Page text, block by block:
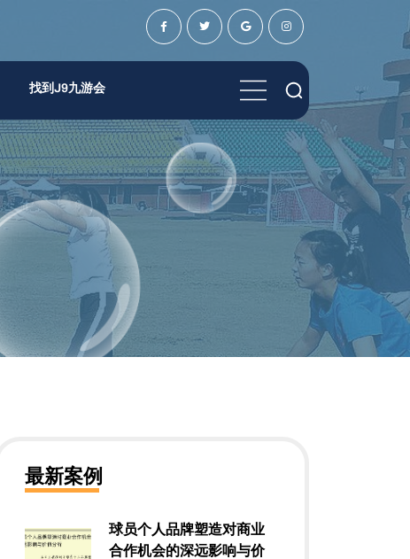
找到j9九游会
最新案例
球员个人品牌塑造对商业
合作机会的深远影响与价